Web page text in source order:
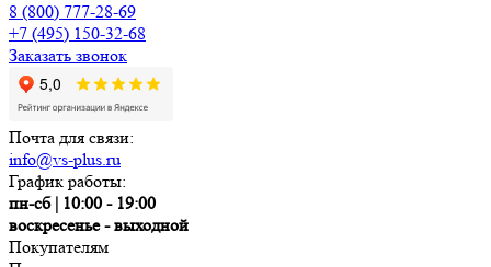
8 (800) 777-28-69
+7 (495) 150-32-68
Заказать звонок
Почта для связи:
info@vs-plus.ru
График работы:
пн-сб | 10:00 - 19:00
воскресенье - выходной
Покупателям